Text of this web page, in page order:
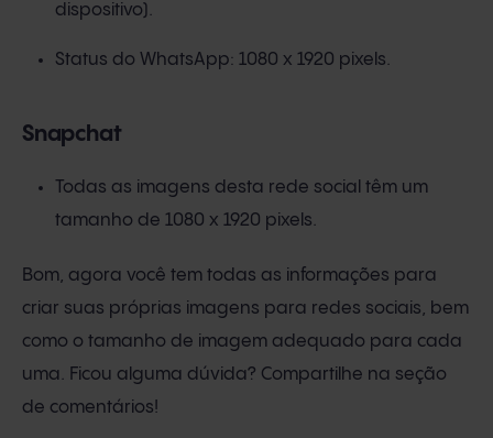
dispositivo).
Status do WhatsApp: 1080 x 1920 pixels.
Snapchat
Todas as imagens desta rede social têm um
tamanho de 1080 x 1920 pixels.
Bom, agora você tem todas as informações para
criar suas próprias imagens para redes sociais, bem
como o tamanho de imagem adequado para cada
uma. Ficou alguma dúvida? Compartilhe na seção
de comentários!